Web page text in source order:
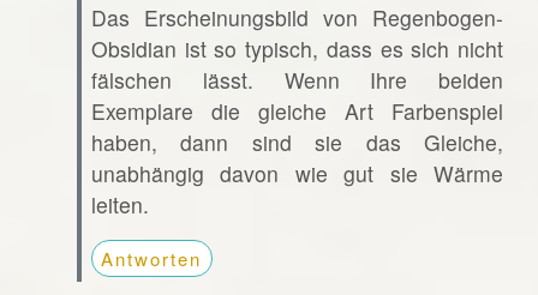
Das Erscheinungsbild von Regenbogen-
Obsidian ist so typisch, dass es sich nicht
fälschen lässt. Wenn Ihre beiden
Exemplare die gleiche Art Farbenspiel
haben, dann sind sie das Gleiche,
unabhängig davon wie gut sie Wärme
leiten.
Antworten